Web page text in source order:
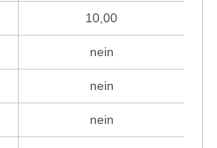
10,00
nein
nein
nein